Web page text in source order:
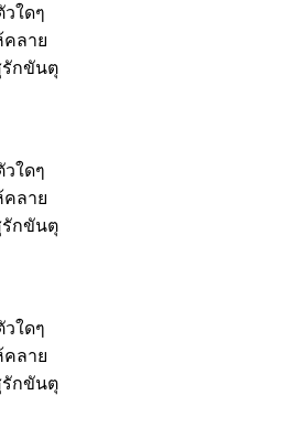
ใดๆ
คลาย
รักขันตุ
ใดๆ
คลาย
รักขันตุ
ใดๆ
คลาย
รักขันตุ